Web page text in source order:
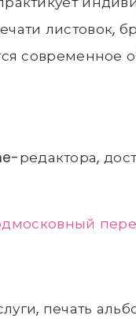
листовок,
редактора,
печать